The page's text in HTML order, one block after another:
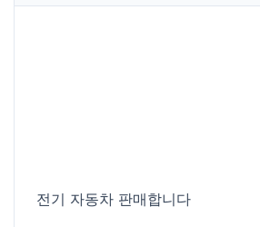
전기 자동차 판매합니다